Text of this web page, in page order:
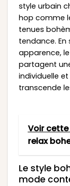
style urbain
hop comme
tenues
tendance.
apparence,
partagent
individuelle
transcende
Voir
relax
Le style
mode